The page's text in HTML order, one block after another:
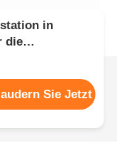
in
die
Sie Jetzt